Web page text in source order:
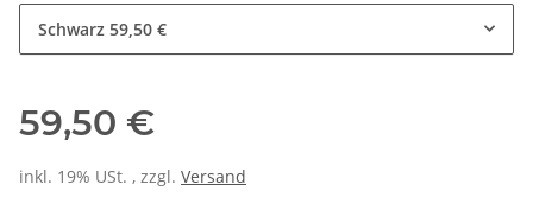
Schwarz 59,50 €
59,50 €
inkl. 19% USt. , zzgl. Versand